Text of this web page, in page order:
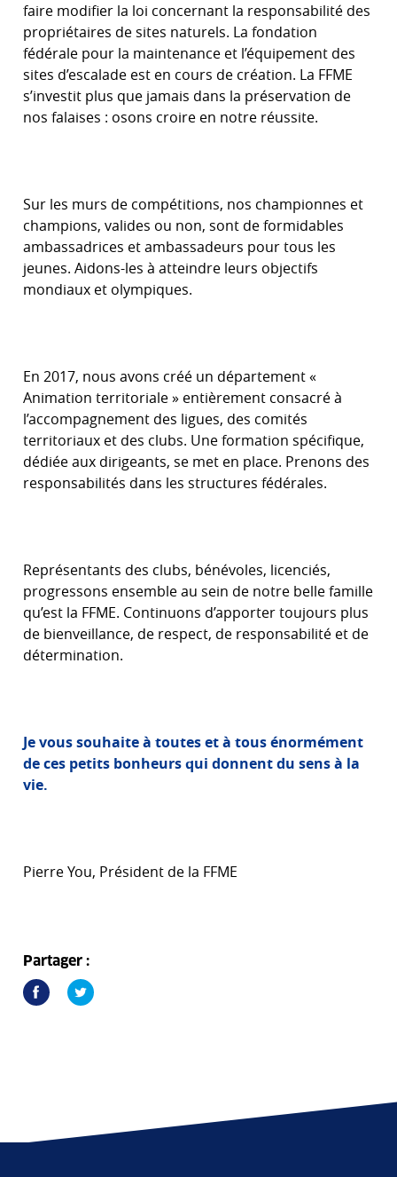
faire modifier la loi concernant la responsabilité des
propriétaires de sites naturels. La fondation
fédérale pour la maintenance et l’équipement des
sites d’escalade est en cours de création. La FFME
s’investit plus que jamais dans la préservation de
nos falaises : osons croire en notre réussite.
Sur les murs de compétitions, nos championnes et
champions, valides ou non, sont de formidables
ambassadrices et ambassadeurs pour tous les
jeunes. Aidons-les à atteindre leurs objectifs
mondiaux et olympiques.
En 2017, nous avons créé un département «
Animation territoriale » entièrement consacré à
l’accompagnement des ligues, des comités
territoriaux et des clubs. Une formation spécifique,
dédiée aux dirigeants, se met en place. Prenons des
responsabilités dans les structures fédérales.
Représentants des clubs, bénévoles, licenciés,
progressons ensemble au sein de notre belle famille
qu’est la FFME. Continuons d’apporter toujours plus
de bienveillance, de respect, de responsabilité et de
détermination.
Je vous souhaite à toutes et à tous énormément
de ces petits bonheurs qui donnent du sens à la
vie.
Pierre You, Président de la FFME
Partager :